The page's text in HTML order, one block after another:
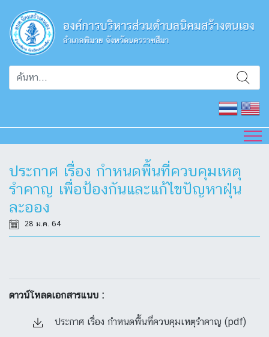
ประกาศ เรื่อง กำหนดพื้นที่ควบคุมเหตุ
รำคาญ เพื่อป้องกันและแก้ไขปัญหาฝุ่น
ละออง
28 ม.ค. 64
ดาวน์โหลดเอกสารแนบ :
ประกาศ เรื่อง กำหนดพื้นที่ควบคุมเหตุรำคาญ (pdf)